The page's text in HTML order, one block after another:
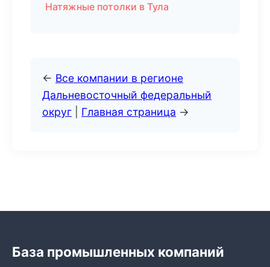
Натяжные потолки в Тула
← Все компании в регионе
Дальневосточный федеральный
округ
Главная страница →
База промышленных компаний